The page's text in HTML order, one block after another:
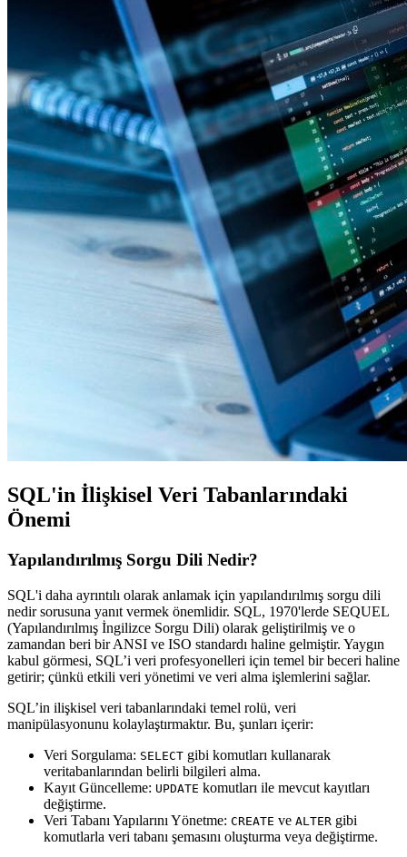
SQL'in İlişkisel Veri Tabanlarındaki
Önemi
Yapılandırılmış Sorgu Dili Nedir?
SQL'i daha ayrıntılı olarak anlamak için yapılandırılmış sorgu dili
nedirsorusuna yanıt vermek önemlidir. SQL, 1970'lerde SEQUEL
(Yapılandırılmış İngilizce Sorgu Dili) olarak geliştirilmiş ve o
zamandan beri bir ANSI ve ISO standardı haline gelmiştir. Yaygın
kabul görmesi, SQL’i veri profesyonelleri için temel bir beceri haline
getirir; çünkü etkili veri yönetimi ve veri alma işlemlerini sağlar.
SQL’in ilişkisel veri tabanlarındaki temel rolü, veri
manipülasyonunu kolaylaştırmaktır. Bu, şunları içerir:
Veri Sorgulama: SELECT gibi komutları kullanarak
veritabanlarından belirli bilgileri alma.
Kayıt Güncelleme: UPDATE komutları ile mevcut kayıtları
değiştirme.
Veri Tabanı Yapılarını Yönetme: CREATE ve ALTER gibi
komutlarla veri tabanı şemasını oluşturma veya değiştirme.